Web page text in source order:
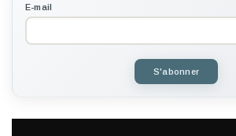
E-mail
S'abonner